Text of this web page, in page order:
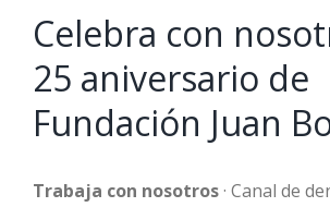
Celebra con
25 aniversario de
Fundación Juan
Trabaja con nosotros· Canal de